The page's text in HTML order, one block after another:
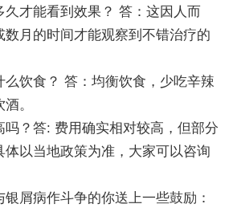
久才能看到效果？ 答：这因人而
数月的时间才能观察到不错治疗的
么饮食？ 答：均衡饮食，少吃辛辣
。
吗？答: 费用确实相对较高，但部分
体以当地政策为准，大家可以咨询
屑病作斗争的你送上一些鼓励：